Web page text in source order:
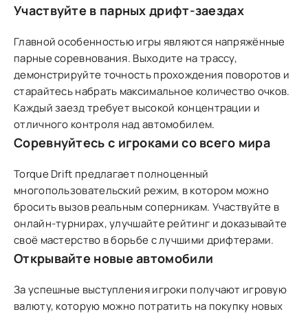
Участвуйте в парных дрифт-заездах
Главной особенностью игры являются напряжённые
парные соревнования. Выходите на трассу,
демонстрируйте точность прохождения поворотов и
старайтесь набрать максимальное количество очков.
Каждый заезд требует высокой концентрации и
отличного контроля над автомобилем.
Соревнуйтесь с игроками со всего мира
Torque Drift предлагает полноценный
многопользовательский режим, в котором можно
бросить вызов реальным соперникам. Участвуйте в
онлайн-турнирах, улучшайте рейтинг и доказывайте
своё мастерство в борьбе с лучшими дрифтерами.
Открывайте новые автомобили
За успешные выступления игроки получают игровую
валюту, которую можно потратить на покупку новых